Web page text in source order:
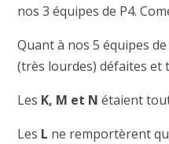
nos 3 équipes de P4.
Quant à nos 5 équipes
(très lourdes) défaites et
Les K, M et N étaient
Les L ne remportèrent